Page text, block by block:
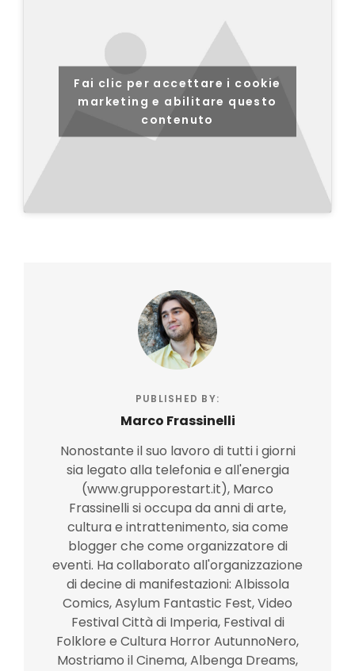
Fai clic per accettare i cookie
marketing e abilitare questo
contenuto
PUBLISHED BY:
Marco Frassinelli
Nonostante il suo lavoro di tutti i giorni
sia legato alla telefonia e all'energia
(www.grupporestart.it), Marco
Frassinelli si occupa da anni di arte,
cultura e intrattenimento, sia come
blogger che come organizzatore di
eventi. Ha collaborato all'organizzazione
di decine di manifestazioni: Albissola
Comics, Asylum Fantastic Fest, Video
Festival Città di Imperia, Festival di
Folklore e Cultura Horror AutunnoNero,
Mostriamo il Cinema, Albenga Dreams,